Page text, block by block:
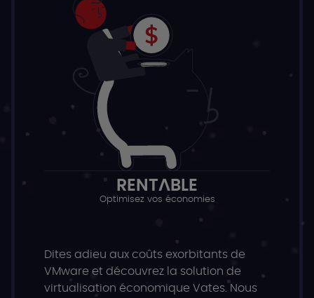
RENTABLE
Optimisez vos économies
Dites adieu aux coûts exorbitants de
VMware et découvrez la solution de
virtualisation économique Vates. Nous